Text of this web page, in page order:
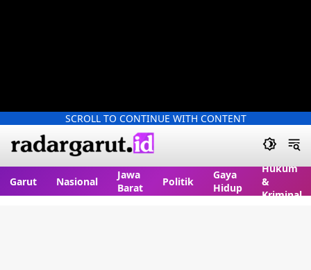
SCROLL TO CONTINUE WITH CONTENT
Garut Nasional
Jawa
Barat
Politik
Gaya
Hidup
Hukum
&
Kriminal